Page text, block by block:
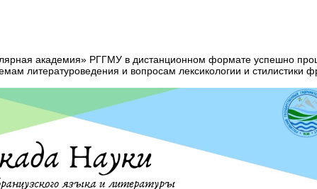
академия» РГГМУ в дистанционном формате успешно
литературоведения и вопросам лексикологии и стилистики